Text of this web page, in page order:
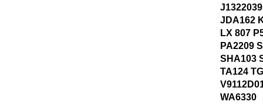
JDA162
LX 807
PA2209
SHA103
TA124
WA6330